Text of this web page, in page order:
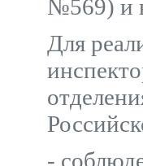
№569) и
Для
-